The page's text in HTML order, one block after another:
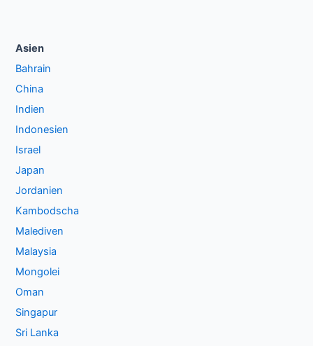
Asien
Bahrain
China
Indien
Indonesien
Israel
Japan
Jordanien
Kambodscha
Malediven
Malaysia
Mongolei
Oman
Singapur
Sri Lanka